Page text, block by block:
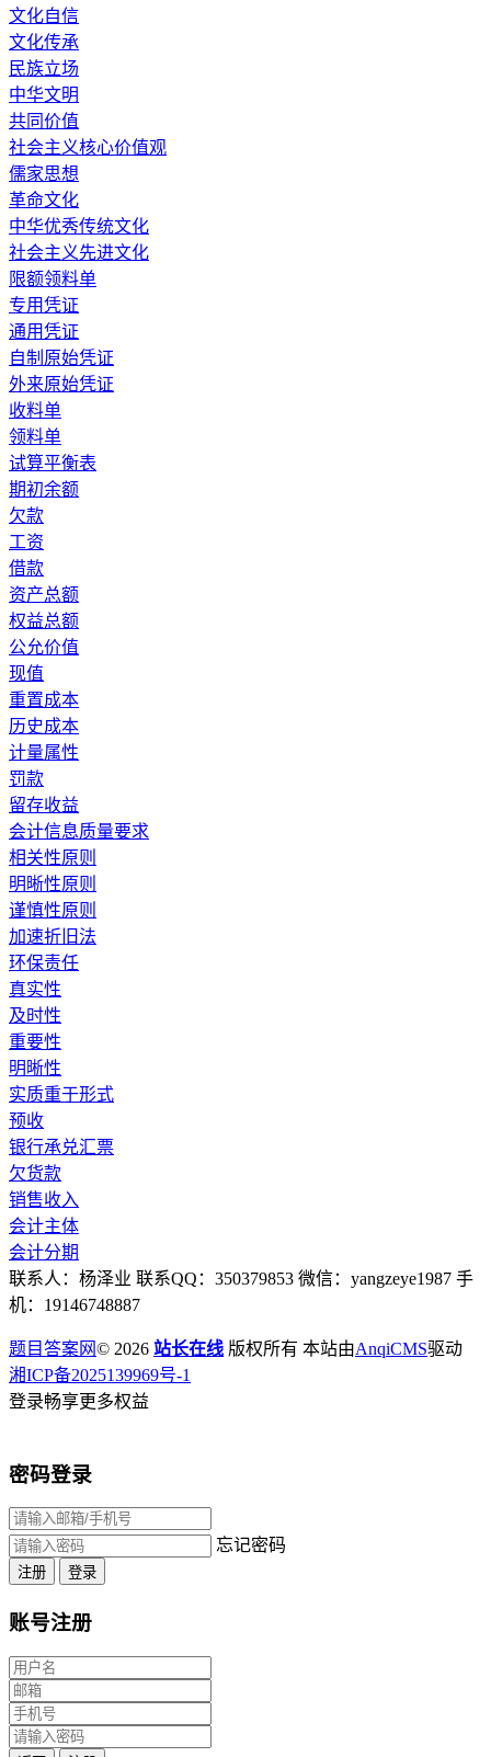
文化自信
文化传承
民族立场
中华文明
共同价值
社会主义核心价值观
儒家思想
革命文化
中华优秀传统文化
社会主义先进文化
限额领料单
专用凭证
通用凭证
自制原始凭证
外来原始凭证
收料单
领料单
试算平衡表
期初余额
欠款
工资
借款
资产总额
权益总额
公允价值
现值
重置成本
历史成本
计量属性
罚款
留存收益
会计信息质量要求
相关性原则
明晰性原则
谨慎性原则
加速折旧法
环保责任
真实性
及时性
重要性
明晰性
实质重于形式
预收
银行承兑汇票
欠货款
销售收入
会计主体
会计分期
联系人：杨泽业 联系QQ：350379853 微信：yangzeye1987 手
机：19146748887
题目答案网© 2026 站长在线 版权所有 本站由AnqiCMS驱动
湘ICP备2025139969号-1
登录畅享更多权益
密码登录
忘记密码
注册 登录
账号注册